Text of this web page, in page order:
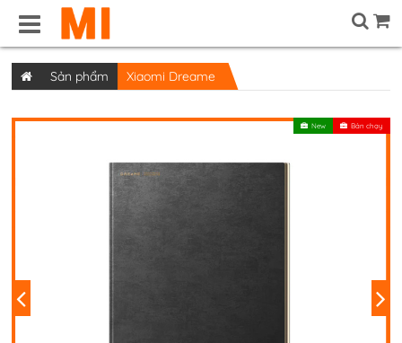
Sản phẩm Xiaomi Dreame
Bán chạy
New